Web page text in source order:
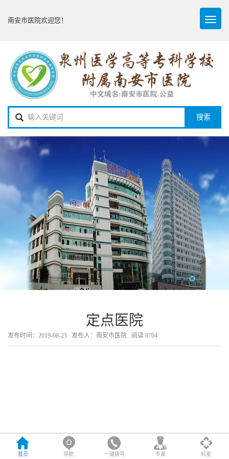
南安市医院欢迎您！
搜索
定点医院
发布时间：2019-08-23 发布人：南安市医院 阅读 8704
首页 导航 一键拨号 专家 科室